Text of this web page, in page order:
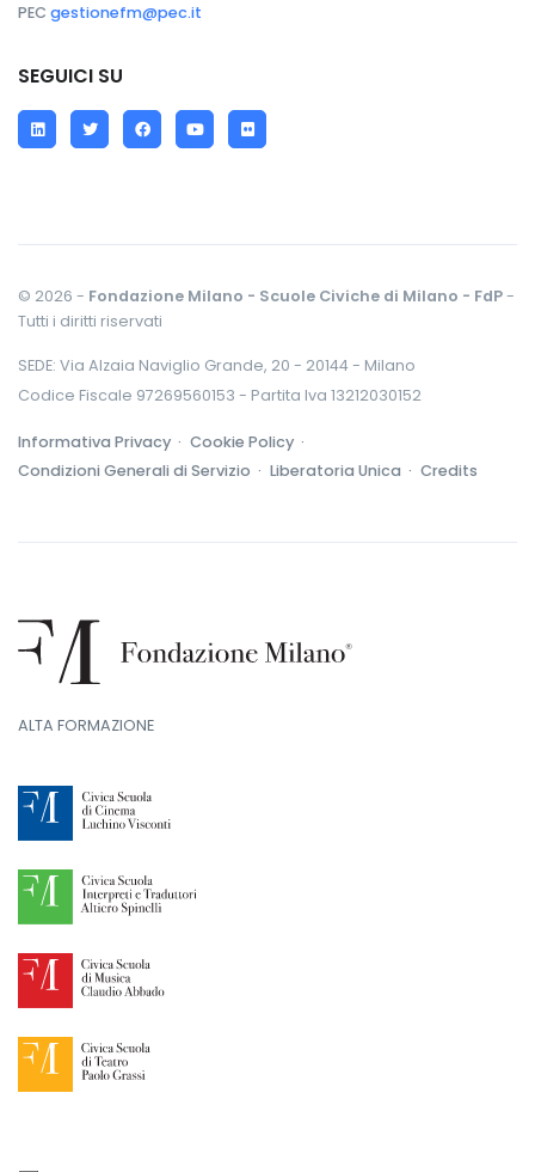
PEC gestionefm@pec.it
SEGUICI SU
LinkedInTwitterFacebookYouTube
Flickr
© 2026 - Fondazione Milano - Scuole Civiche di Milano - FdP-
Tutti i diritti riservati
SEDE: Via Alzaia Naviglio Grande, 20 - 20144 - Milano
Codice Fiscale 97269560153 - Partita Iva 13212030152
Informativa Privacy · Cookie Policy ·
Condizioni Generali di Servizio · Liberatoria Unica · Credits
ALTA FORMAZIONE